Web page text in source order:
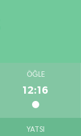
ÖĞLE
12:16
YATSI